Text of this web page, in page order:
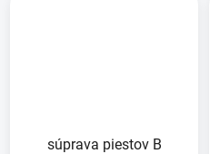
súprava piestov B